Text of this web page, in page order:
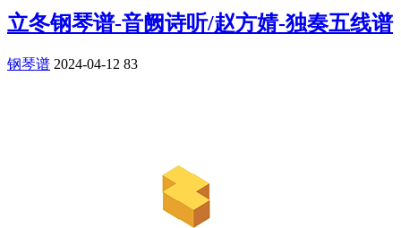
立冬钢琴谱-音阙诗听/赵方婧-独奏五线谱
钢琴谱 2024-04-12 83